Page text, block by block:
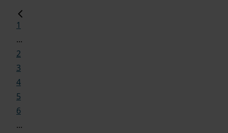
1
...
2
3
4
5
6
...